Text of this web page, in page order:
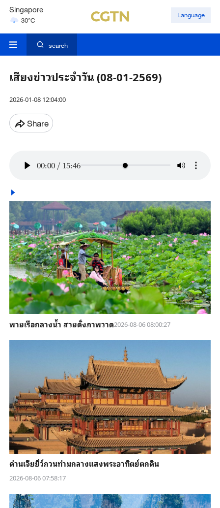
Singapore
30°C
Language
search
เสียงข่าวประจำวัน (08-01-2569)
2026-01-08 12:04:00
Share
00:00 / 15:46
พายเรือกลางน้ำ สวยดั่งภาพวาด2026-08-06 08:00:27
ด่านเจียยี่ว์กวนท่ามกลางแสงพระอาทิตย์ตกดิน
2026-08-06 07:58:17